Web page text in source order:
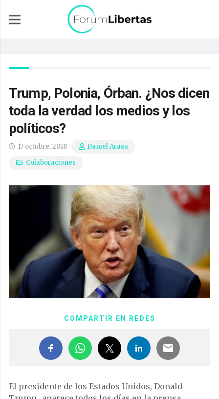
Trump, Polonia, Órban. ¿Nos dicen
toda la verdad los medios y los
políticos?
17 octubre, 2018
Daniel Arasa
Colaboraciones
COMPARTIR EN REDES
El presidente de los Estados Unidos, Donald